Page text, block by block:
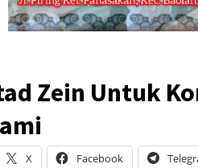
Zein Untuk
X Facebook